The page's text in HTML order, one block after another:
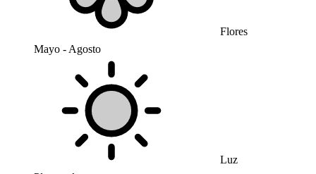
Flores
Mayo - Agosto
Luz